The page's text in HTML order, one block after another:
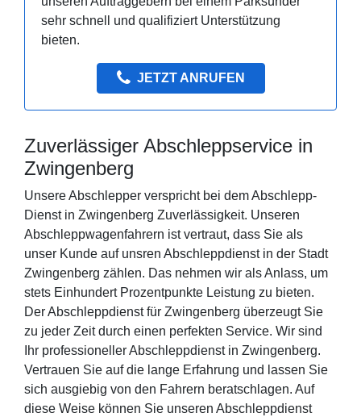
sehr schnell und qualifiziert Unterstützung
bieten.
JETZT ANRUFEN
Zuverlässiger Abschleppservice in
Zwingenberg
Unsere Abschlepper verspricht bei dem Abschlepp-
Dienst in Zwingenberg Zuverlässigkeit. Unseren
Abschleppwagenfahrern ist vertraut, dass Sie als
unser Kunde auf unsren Abschleppdienst in der Stadt
Zwingenberg zählen. Das nehmen wir als Anlass, um
stets Einhundert Prozentpunkte Leistung zu bieten.
Der Abschleppdienst für Zwingenberg überzeugt Sie
zu jeder Zeit durch einen perfekten Service. Wir sind
Ihr professioneller Abschleppdienst in Zwingenberg.
Vertrauen Sie auf die lange Erfahrung und lassen Sie
sich ausgiebig von den Fahrern beratschlagen. Auf
diese Weise können Sie unseren Abschleppdienst